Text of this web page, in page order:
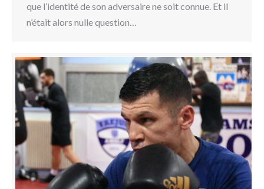
que l’identité de son adversaire ne soit connue. Et il
n’était alors nulle question…